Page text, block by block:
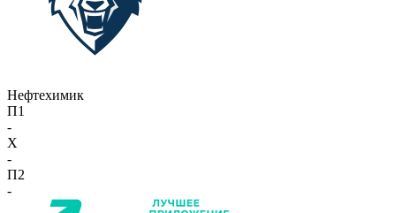
Нефтехимик
П1
-
X
-
П2
-